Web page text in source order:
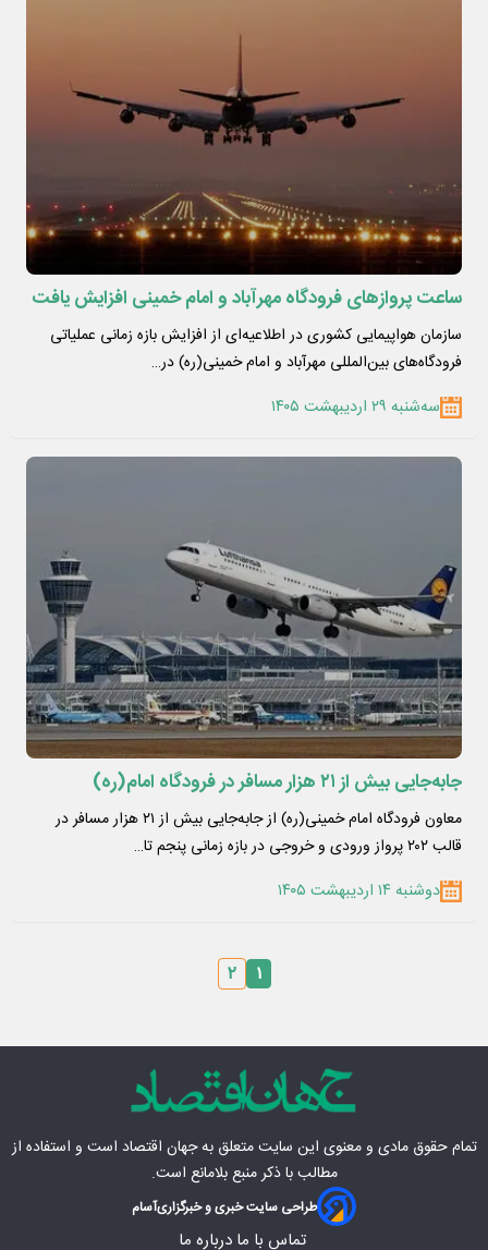
ساعت پروازهای فرودگاه مهرآباد و امام خمینی افزایش یافت
سازمان هواپیمایی کشوری در اطلاعیه‌ای از افزایش بازه زمانی عملیاتی
فرودگاه‌های بین‌المللی مهرآباد و امام خمینی(ره) در…
سه‌شنبه ۲۹ اردیبهشت ۱۴۰۵
جابه‌جایی بیش از ۲۱ هزار مسافر در فرودگاه امام(ره)
معاون فرودگاه امام خمینی(ره) از جابه‌جایی بیش از ۲۱ هزار مسافر در
قالب ۲۰۲ پرواز ورودی و خروجی در بازه زمانی پنجم تا…
دوشنبه ۱۴ اردیبهشت ۱۴۰۵
۱ ۲
تمام حقوق مادی‌ و معنوی این سایت متعلق بهجهان اقتصاد است و استفاده از
مطالب با ذکر منبع بلامانع است.
طراحی سایت خبری و خبرگزاریآسام
تماس با ما درباره ما